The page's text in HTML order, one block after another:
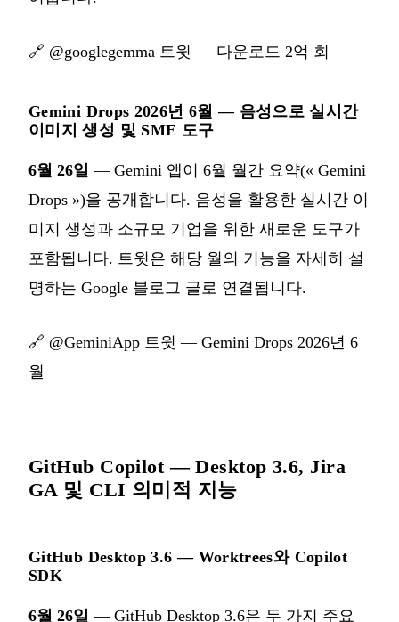
🔗 @googlegemma 트윗 — 다운로드 2억 회
Gemini Drops 2026년 6월 — 음성으로 실시간
이미지 생성 및 SME 도구
6월 26일 — Gemini 앱이 6월 월간 요약(« Gemini
Drops »)을 공개합니다. 음성을 활용한 실시간 이
미지 생성과 소규모 기업을 위한 새로운 도구가
포함됩니다. 트윗은 해당 월의 기능을 자세히 설
명하는 Google 블로그 글로 연결됩니다.
🔗 @GeminiApp 트윗 — Gemini Drops 2026년 6
월
GitHub Copilot — Desktop 3.6, Jira
GA 및 CLI 의미적 지능
GitHub Desktop 3.6 — Worktrees와 Copilot
SDK
6월 26일 — GitHub Desktop 3.6은 두 가지 주요